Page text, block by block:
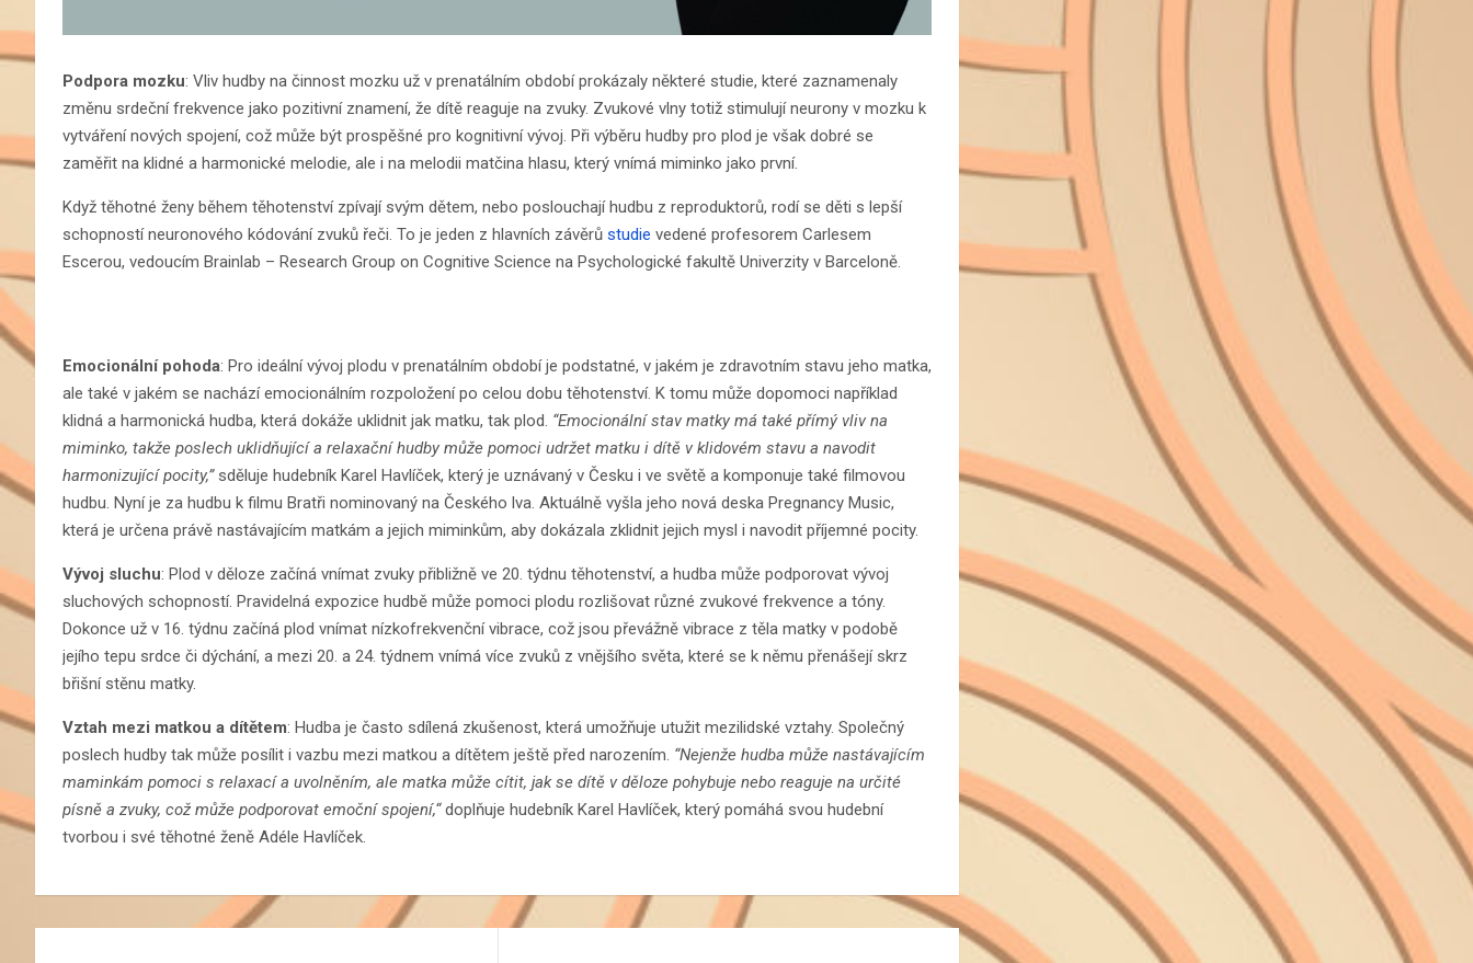
Podpora mozku: Vliv hudby na činnost mozku už v prenatálním období prokázaly některé studie, které zaznamenaly
změnu srdeční frekvence jako pozitivní znamení, že dítě reaguje na zvuky. Zvukové vlny totiž stimulují neurony v mozku k
vytváření nových spojení, což může být prospěšné pro kognitivní vývoj. Při výběru hudby pro plod je však dobré se
zaměřit na klidné a harmonické melodie, ale i na melodii matčina hlasu, který vnímá miminko jako první.
Když těhotné ženy během těhotenství zpívají svým dětem, nebo poslouchají hudbu z reproduktorů, rodí se děti s lepší
schopností neuronového kódování zvuků řeči. To je jeden z hlavních závěrů studie vedené profesorem Carlesem
Escerou, vedoucím Brainlab – Research Group on Cognitive Science na Psychologické fakultě Univerzity v Barceloně.
Emocionální pohoda: Pro ideální vývoj plodu v prenatálním období je podstatné, v jakém je zdravotním stavu jeho matka,
ale také v jakém se nachází emocionálním rozpoložení po celou dobu těhotenství. K tomu může dopomoci například
klidná a harmonická hudba, která dokáže uklidnit jak matku, tak plod. “Emocionální stav matky má také přímý vliv na
miminko, takže poslech uklidňující a relaxační hudby může pomoci udržet matku i dítě v klidovém stavu a navodit
harmonizující pocity,” sděluje hudebník Karel Havlíček, který je uznávaný v Česku i ve světě a komponuje také filmovou
hudbu. Nyní je za hudbu k filmu Bratři nominovaný na Českého lva. Aktuálně vyšla jeho nová deska Pregnancy Music,
která je určena právě nastávajícím matkám a jejich miminkům, aby dokázala zklidnit jejich mysl i navodit příjemné pocity.
Vývoj sluchu: Plod v děloze začíná vnímat zvuky přibližně ve 20. týdnu těhotenství, a hudba může podporovat vývoj
sluchových schopností. Pravidelná expozice hudbě může pomoci plodu rozlišovat různé zvukové frekvence a tóny.
Dokonce už v 16. týdnu začíná plod vnímat nízkofrekvenční vibrace, což jsou převážně vibrace z těla matky v podobě
jejího tepu srdce či dýchání, a mezi 20. a 24. týdnem vnímá více zvuků z vnějšího světa, které se k němu přenášejí skrz
břišní stěnu matky.
Vztah mezi matkou a dítětem: Hudba je často sdílená zkušenost, která umožňuje utužit mezilidské vztahy. Společný
poslech hudby tak může posílit i vazbu mezi matkou a dítětem ještě před narozením. “Nejenže hudba může nastávajícím
maminkám pomoci s relaxací a uvolněním, ale matka může cítit, jak se dítě v děloze pohybuje nebo reaguje na určité
písně a zvuky, což může podporovat emoční spojení,“doplňuje hudebník Karel Havlíček, který pomáhá svou hudební
tvorbou i své těhotné ženě Adéle Havlíček.